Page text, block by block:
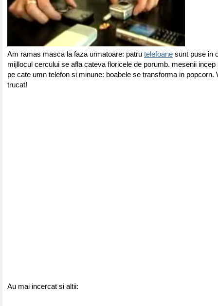
Am ramas masca la faza urmatoare: patru telefoane sunt puse in
mijllocul cercului se afla cateva floricele de porumb. mesenii
pe cate umn telefon si minune: boabele se transforma in popcorn.
trucat!
Au mai incercat si altii: